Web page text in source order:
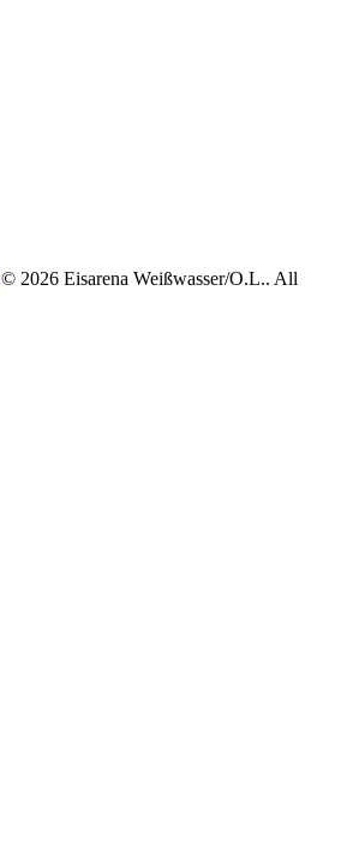
© 2026 Eisarena Weißwasser/O.L.. All